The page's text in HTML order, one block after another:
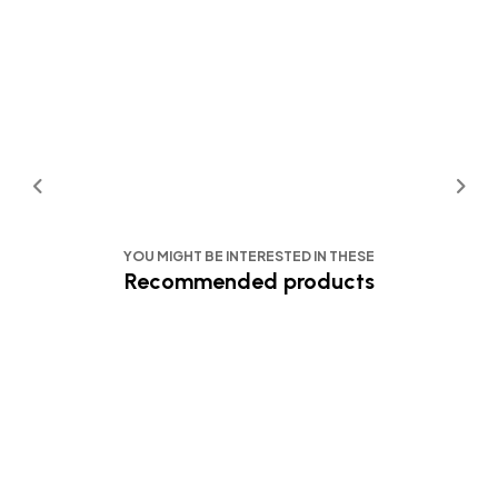
YOU MIGHT BE INTERESTED IN THESE
Recommended products